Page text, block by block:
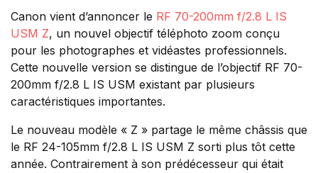
hybride haut de
gamme
Canon vient d’annoncer le RF 70-200mm f/2.8 L IS
USM Z, un nouvel objectif téléphoto zoom conçu
pour les photographes et vidéastes professionnels.
Cette nouvelle version se distingue de l’objectif RF 70-
200mm f/2.8 L IS USM existant par plusieurs
caractéristiques importantes.
Le nouveau modèle « Z » partage le même châssis que
le RF 24-105mm f/2.8 L IS USM Z sorti plus tôt cette
année. Contrairement à son prédécesseur qui était